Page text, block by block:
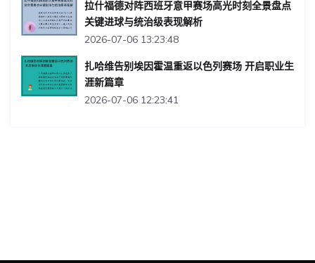
拉什福德对阵西班牙意甲赛场高光时刻全景盘点
关键进球与统治级表现解析
2026-07-06 13:23:48
扎哈维告别埃因霍温重返以色列赛场 开启职业生
涯新篇章
2026-07-06 12:23:41